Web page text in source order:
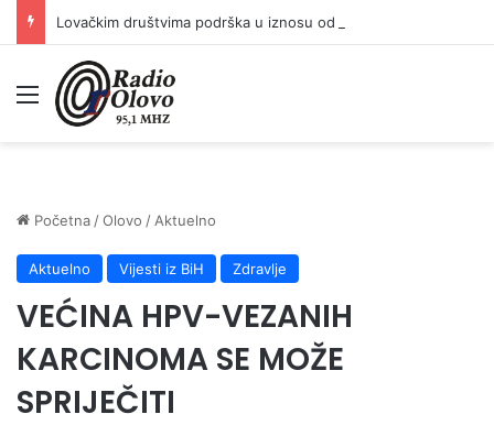
Lovačkim društvima podrška u iznosu od 138.000 KM
Meni
Početna /Olovo / Aktuelno
Aktuelno Vijesti iz BiH Zdravlje
VEĆINA HPV-VEZANIH
KARCINOMA SE MOŽE
SPRIJEČITI